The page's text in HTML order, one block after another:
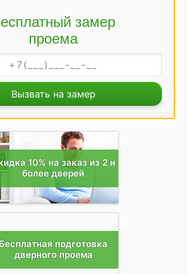
замер
проема
Вызвать на замер
10% на заказ из 2 и
более дверей
подготовка
дверного проема